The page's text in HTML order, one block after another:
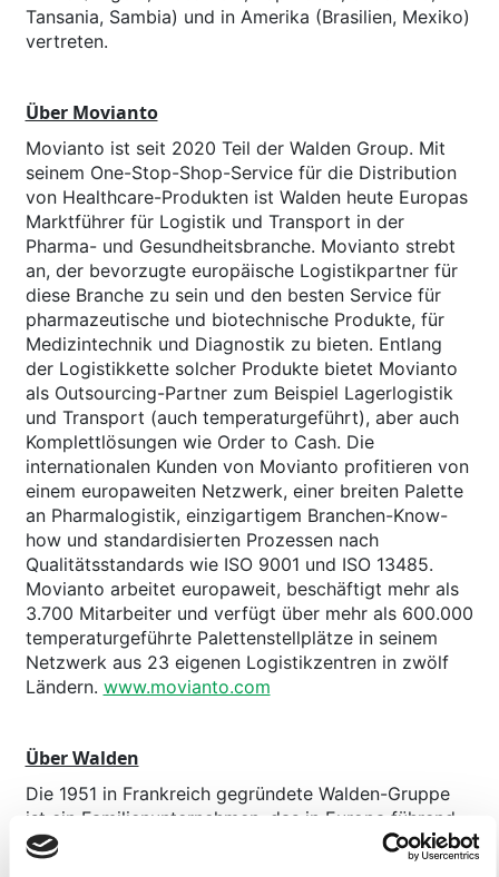
Tansania, Sambia) und in Amerika (Brasilien, Mexiko)
vertreten.
Über Movianto
Movianto ist seit 2020 Teil der Walden Group. Mit
seinem One-Stop-Shop-Service für die Distribution
von Healthcare-Produkten ist Walden heute Europas
Marktführer für Logistik und Transport in der
Pharma- und Gesundheitsbranche. Movianto strebt
an, der bevorzugte europäische Logistikpartner für
diese Branche zu sein und den besten Service für
pharmazeutische und biotechnische Produkte, für
Medizintechnik und Diagnostik zu bieten. Entlang
der Logistikkette solcher Produkte bietet Movianto
als Outsourcing-Partner zum Beispiel Lagerlogistik
und Transport (auch temperaturgeführt), aber auch
Komplettlösungen wie Order to Cash. Die
internationalen Kunden von Movianto profitieren von
einem europaweiten Netzwerk, einer breiten Palette
an Pharmalogistik, einzigartigem Branchen-Know-
how und standardisierten Prozessen nach
Qualitätsstandards wie ISO 9001 und ISO 13485.
Movianto arbeitet europaweit, beschäftigt mehr als
3.700 Mitarbeiter und verfügt über mehr als 600.000
temperaturgeführte Palettenstellplätze in seinem
Netzwerk aus 23 eigenen Logistikzentren in zwölf
Ländern. www.movianto.com
Über Walden
Die 1951 in Frankreich gegründete Walden-Gruppe
ist ein Familienunternehmen, das in Europa führend
im Bereich der Lieferkettenlösungen für das
Gesundheitswesen ist. Dabei konzentriert sich